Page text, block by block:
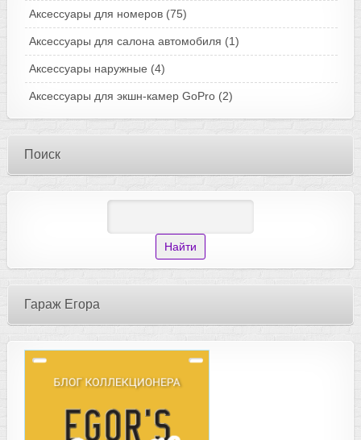
Аксессуары для номеров (75)
Аксессуары для салона автомобиля (1)
Аксессуары наружные (4)
Аксессуары для экшн-камер GoPro (2)
Поиск
Гараж Егора